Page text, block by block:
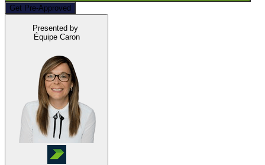
Get Pre-Approved
Presented by
Équipe Caron